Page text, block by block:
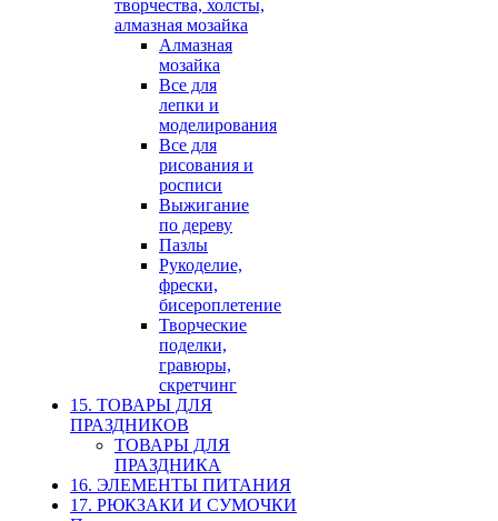
творчества, холсты,
алмазная мозайка
Алмазная
мозайка
Все для
лепки и
моделирования
Все для
рисования и
росписи
Выжигание
по дереву
Пазлы
Рукоделие,
фрески,
бисероплетение
Творческие
поделки,
гравюры,
скретчинг
15. ТОВАРЫ ДЛЯ
ПРАЗДНИКОВ
ТОВАРЫ ДЛЯ
ПРАЗДНИКА
16. ЭЛЕМЕНТЫ ПИТАНИЯ
17. РЮКЗАКИ И СУМОЧКИ